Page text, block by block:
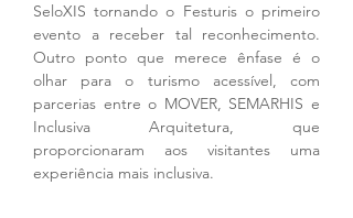
SeloXIS tornando o Festuris o primeiro
evento a receber tal reconhecimento.
Outro ponto que merece ênfase é o
olhar para o turismo acessível, com
parcerias entre o MOVER, SEMARHIS e
Inclusiva Arquitetura, que
proporcionaram aos visitantes uma
experiência mais inclusiva.